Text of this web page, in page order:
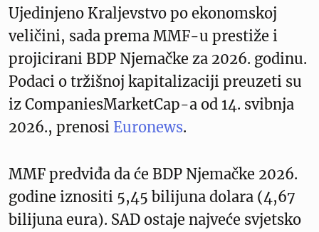
Ujedinjeno Kraljevstvo po ekonomskoj
veličini, sada prema MMF-u prestiže i
projicirani BDP Njemačke za 2026. godinu.
Podaci o tržišnoj kapitalizaciji preuzeti su
iz CompaniesMarketCap-a od 14. svibnja
2026., prenosi Euronews.
MMF predviđa da će BDP Njemačke 2026.
godine iznositi 5,45 bilijuna dolara (4,67
bilijuna eura). SAD ostaje najveće svjetsko